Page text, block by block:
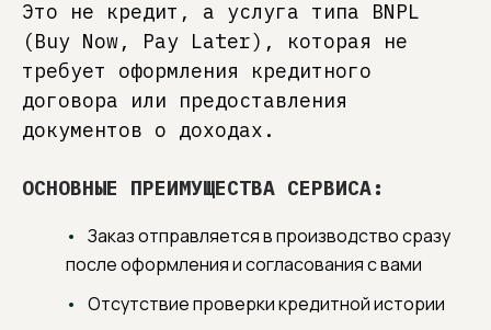
Это не кредит, а услуга типа BNPL
(Buy Now, Pay Later), которая не
требует оформления кредитного
договора или предоставления
документов о доходах.
ОСНОВНЫЕ ПРЕИМУЩЕСТВА СЕРВИСА:
Заказ отправляется в производство сразу
после оформления и согласования с вами
Отсутствие проверки кредитной истории
Каждый предмет — результат глубоких
знаний материалов, технологий и дизайна.
и эстетику вашей мебели.
10 ЛЕТ ОПЫТА